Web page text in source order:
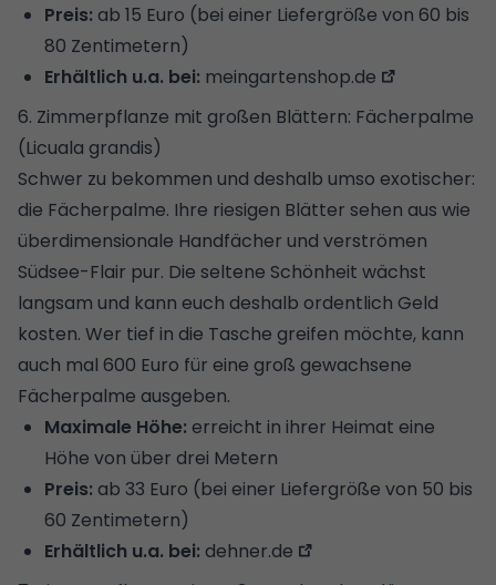
Preis: ab 15 Euro (bei einer Liefergröße von 60 bis
80 Zentimetern)
Erhältlich u.a. bei: meingartenshop.de
6. Zimmerpflanze mit großen Blättern: Fächerpalme
(Licuala grandis)
Schwer zu bekommen und deshalb umso exotischer:
die Fächerpalme. Ihre riesigen Blätter sehen aus wie
überdimensionale Handfächer und verströmen
Südsee-Flair pur. Die seltene Schönheit wächst
langsam und kann euch deshalb ordentlich Geld
kosten. Wer tief in die Tasche greifen möchte, kann
auch mal 600 Euro für eine groß gewachsene
Fächerpalme ausgeben.
Maximale Höhe: erreicht in ihrer Heimat eine
Höhe von über drei Metern
Preis: ab 33 Euro (bei einer Liefergröße von 50 bis
60 Zentimetern)
Erhältlich u.a. bei: dehner.de